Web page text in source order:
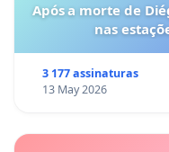
Após a morte de
nas
3 177 assinaturas
13 May 2026